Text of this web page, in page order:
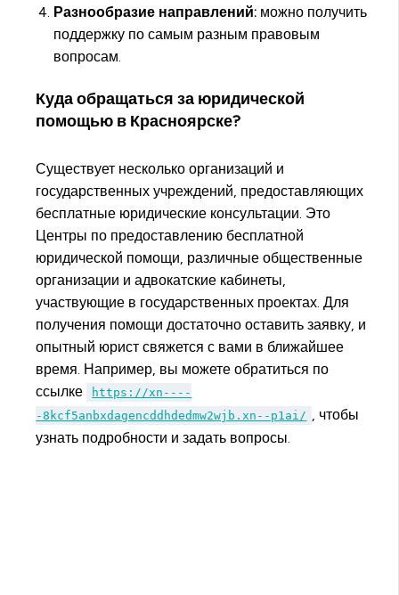
Разнообразие направлений: можно получить
поддержку по самым разным правовым
вопросам.
Куда обращаться за юридической
помощью в Красноярске?
Существует несколько организаций и
государственных учреждений, предоставляющих
бесплатные юридические консультации. Это
Центры по предоставлению бесплатной
юридической помощи, различные общественные
организации и адвокатские кабинеты,
участвующие в государственных проектах. Для
получения помощи достаточно оставить заявку, и
опытный юрист свяжется с вами в ближайшее
время. Например, вы можете обратиться по
ссылке
https://xn----
-8kcf5anbxdagencddhdedmw2wjb.xn--p1ai/
, чтобы
узнать подробности и задать вопросы.